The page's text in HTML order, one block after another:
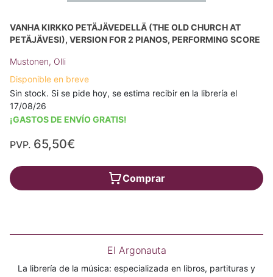
VANHA KIRKKO PETÄJÄVEDELLÄ (THE OLD CHURCH AT
PETÄJÄVESI), VERSION FOR 2 PIANOS, PERFORMING SCORE
Mustonen, Olli
Disponible en breve
Sin stock. Si se pide hoy, se estima recibir en la librería el
17/08/26
¡GASTOS DE ENVÍO GRATIS!
PVP. 65,50€
Comprar
El Argonauta
La librería de la música: especializada en libros, partituras y